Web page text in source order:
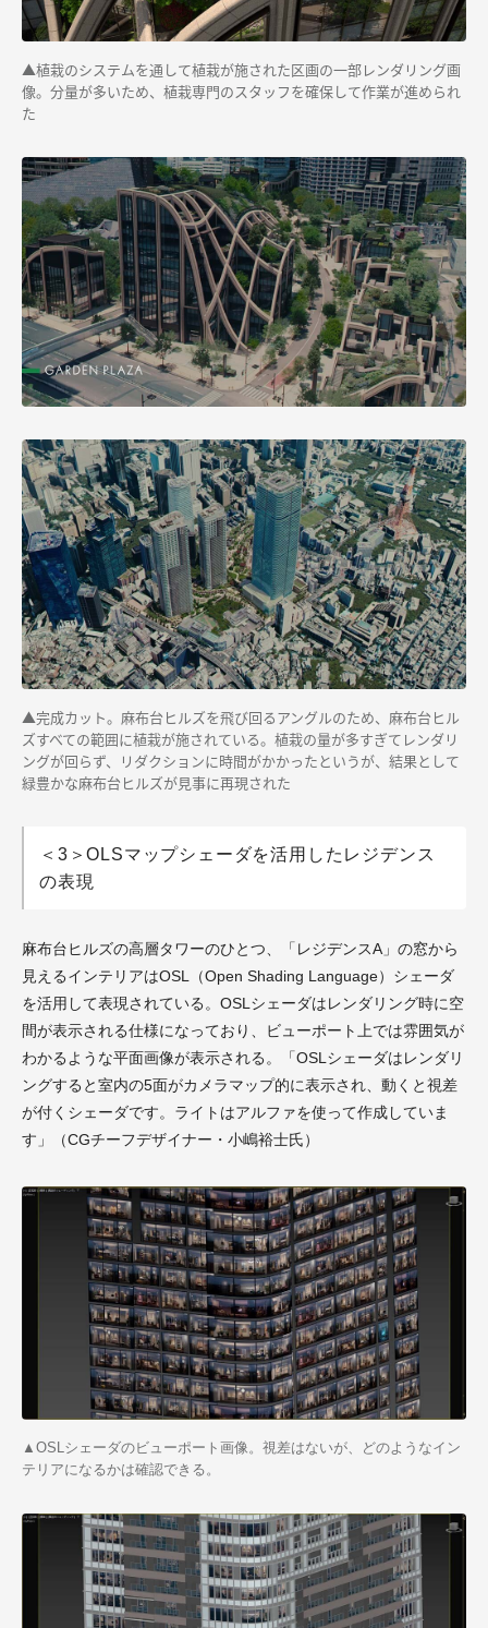
▲植栽のシステムを通して植栽が施された区画の一部レンダリング画
像。分量が多いため、植栽専門のスタッフを確保して作業が進められ
た
▲完成カット。麻布台ヒルズを飛び回るアングルのため、麻布台ヒル
ズすべての範囲に植栽が施されている。植栽の量が多すぎてレンダリ
ングが回らず、リダクションに時間がかかったというが、結果として
緑豊かな麻布台ヒルズが見事に再現された
＜3＞OLSマップシェーダを活用したレジデンス
の表現
麻布台ヒルズの高層タワーのひとつ、「レジデンスA」の窓から
見えるインテリアはOSL（Open Shading Language） シェーダ
を活用して表現されている。 OSL シェーダはレンダリング時に空
間が表示される仕様になっており、ビューポート上では雰囲気が
わかるような平面画像が表示される。「OSL シェーダはレンダリ
ングすると室内の5面がカメラマップ的に表示され、動くと視差
が付くシェーダです。ライトはアルファを使って作成していま
す」（CGチーフデザイナー・小嶋裕士氏）
▲ OSLシェーダのビューポート画像。視差はないが、どのようなイン
テリアになるかは確認できる。